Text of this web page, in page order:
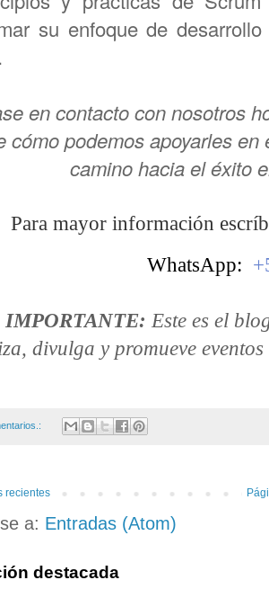
su enfoque de
en contacto con nosotros
cómo podemos apoyarles
camino hacia el éxito
Para mayor información
WhatsApp:
IMPORTANTE: Este es el
divulga y promueve
recientes
a: Entradas (Atom)
destacada